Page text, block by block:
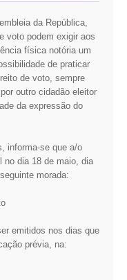
da República,
voto podem exigir aos
física notória um
de praticar
de voto, sempre
outro cidadão eleitor
da expressão do
informa-se que a/o
no dia 18 de maio, dia
morada:
emitidos nos dias que
prévia, na: